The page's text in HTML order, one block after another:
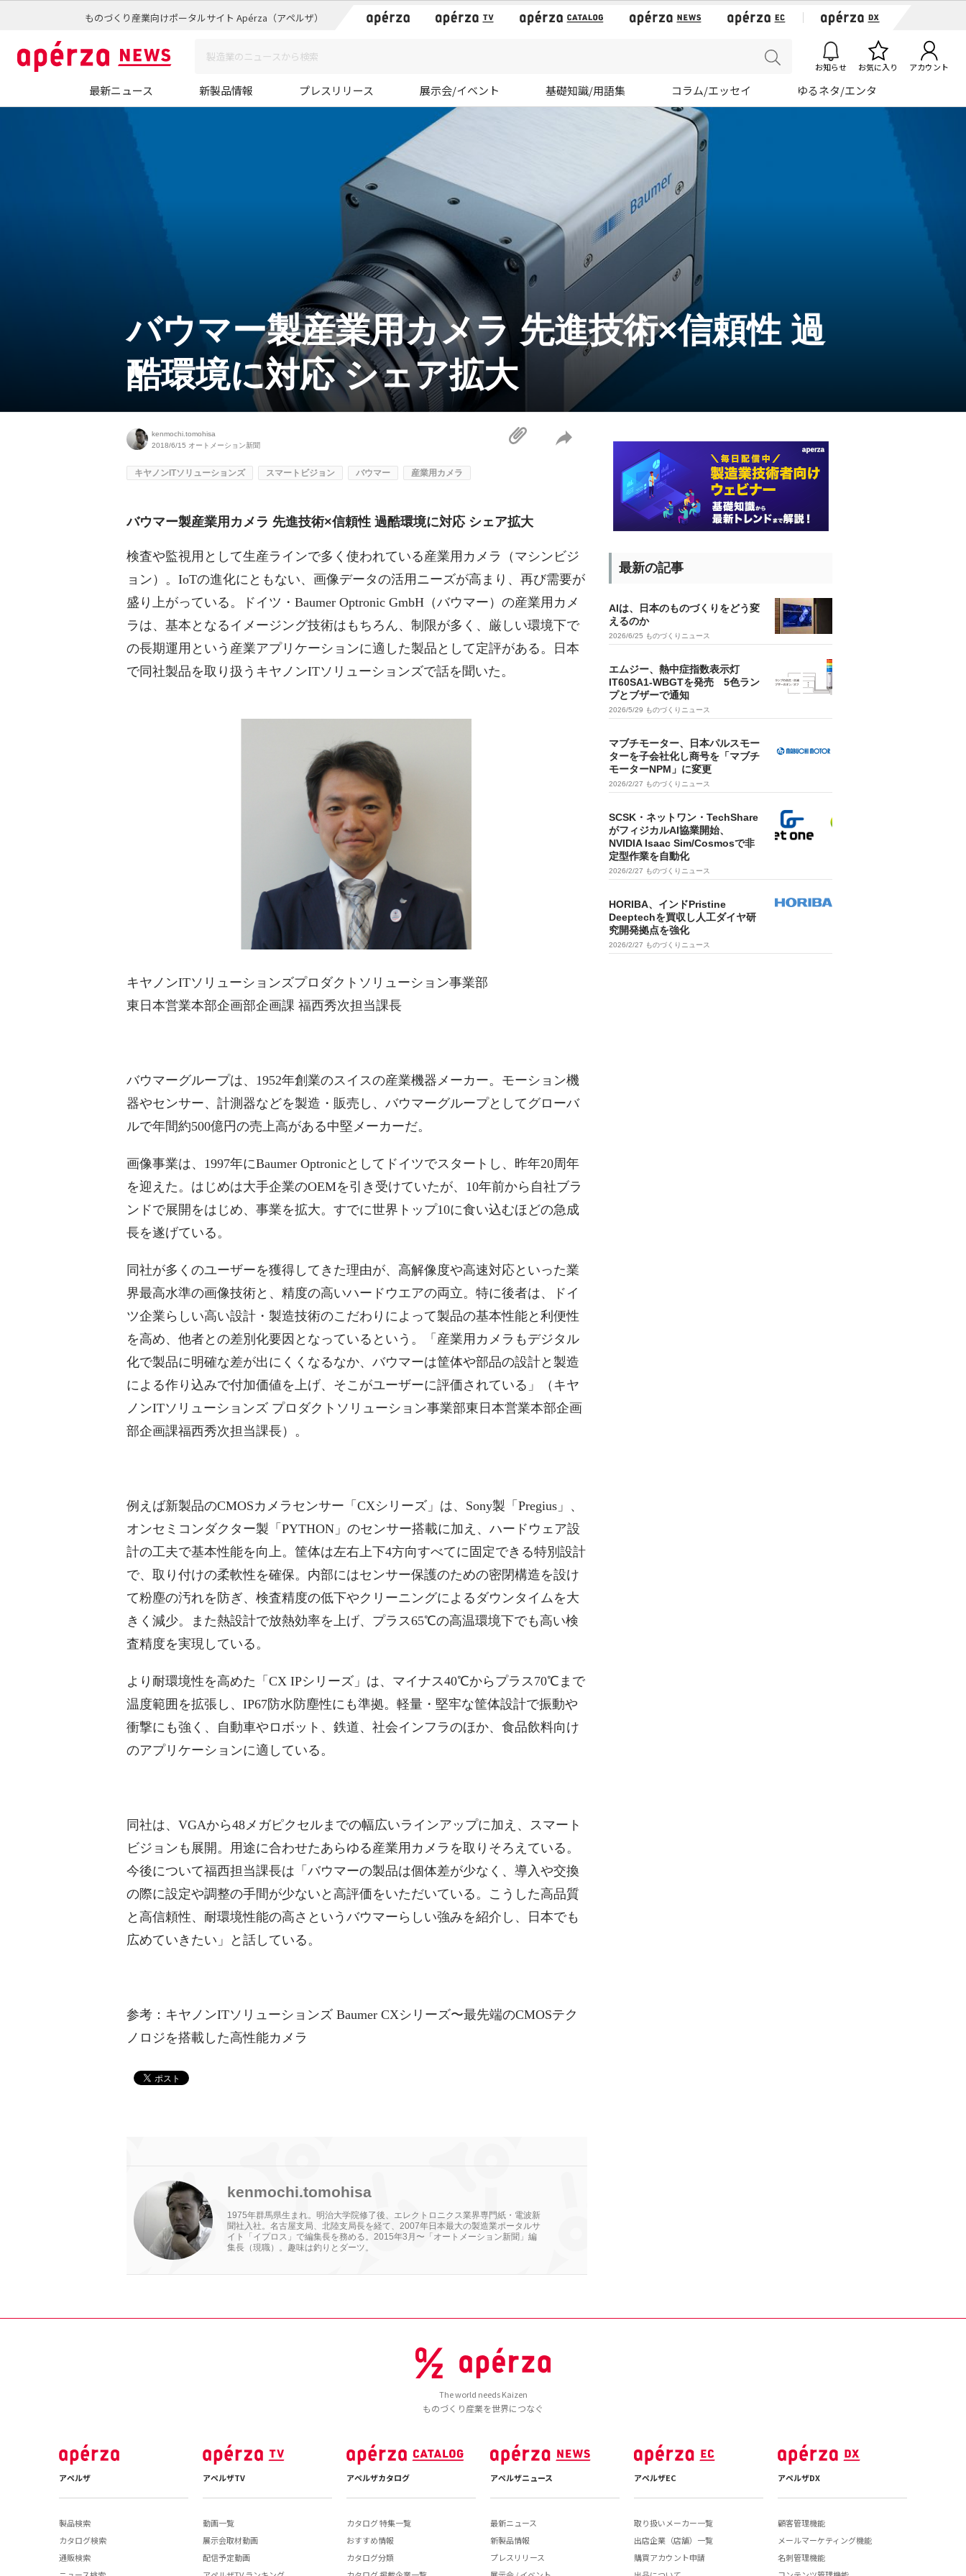
ものづくり産業向けポータルサイト Apérza（アペルザ）
お知らせ お気に入り アカウント
最新ニュース 新製品情報 プレスリリース 展示会/イベント 基礎知識/用語集 コラム/エッセイ ゆるネタ/エンタ
バウマー製産業用カメラ 先進技術×信頼性 過
酷環境に対応 シェア拡大
kenmochi.tomohisa
2018/6/15 オートメーション新聞
キヤノンITソリューションズ スマートビジョン バウマー 産業用カメラ
バウマー製産業用カメラ 先進技術×信頼性 過酷環境に対応 シェア拡大
検査や監視用として生産ラインで多く使われている産業用カメラ（マシンビジ
ョン）。IoTの進化にともない、画像データの活用ニーズが高まり、再び需要が
盛り上がっている。ドイツ・Baumer Optronic GmbH（バウマー）の産業用カメ
ラは、基本となるイメージング技術はもちろん、制限が多く、厳しい環境下で
の長期運用という産業アプリケーションに適した製品として定評がある。日本
で同社製品を取り扱うキヤノンITソリューションズで話を聞いた。
キヤノンITソリューションズプロダクトソリューション事業部
東日本営業本部企画部企画課 福西秀次担当課長
バウマーグループは、1952年創業のスイスの産業機器メーカー。モーション機
器やセンサー、計測器などを製造・販売し、バウマーグループとしてグローバ
ルで年間約500億円の売上高がある中堅メーカーだ。
画像事業は、1997年にBaumer Optronicとしてドイツでスタートし、昨年20周年
を迎えた。はじめは大手企業のOEMを引き受けていたが、10年前から自社ブラ
ンドで展開をはじめ、事業を拡大。すでに世界トップ10に食い込むほどの急成
長を遂げている。
同社が多くのユーザーを獲得してきた理由が、高解像度や高速対応といった業
界最高水準の画像技術と、精度の高いハードウエアの両立。特に後者は、ドイ
ツ企業らしい高い設計・製造技術のこだわりによって製品の基本性能と利便性
を高め、他者との差別化要因となっているという。「産業用カメラもデジタル
化で製品に明確な差が出にくくなるなか、バウマーは筐体や部品の設計と製造
による作り込みで付加価値を上げ、そこがユーザーに評価されている」（キヤ
ノンITソリューションズ プロダクトソリューション事業部東日本営業本部企画
部企画課福西秀次担当課長）。
例えば新製品のCMOSカメラセンサー「CXシリーズ」は、Sony製「Pregius」、
オンセミコンダクター製「PYTHON」のセンサー搭載に加え、ハードウェア設
計の工夫で基本性能を向上。筐体は左右上下4方向すべてに固定できる特別設計
で、取り付けの柔軟性を確保。内部にはセンサー保護のための密閉構造を設け
て粉塵の汚れを防ぎ、検査精度の低下やクリーニングによるダウンタイムを大
きく減少。また熱設計で放熱効率を上げ、プラス65℃の高温環境下でも高い検
査精度を実現している。
より耐環境性を高めた「CX IPシリーズ」は、マイナス40℃からプラス70℃まで
温度範囲を拡張し、IP67防水防塵性にも準拠。軽量・堅牢な筐体設計で振動や
衝撃にも強く、自動車やロボット、鉄道、社会インフラのほか、食品飲料向け
のアプリケーションに適している。
同社は、VGAから48メガピクセルまでの幅広いラインアップに加え、スマート
ビジョンも展開。用途に合わせたあらゆる産業用カメラを取りそろえている。
今後について福西担当課長は「バウマーの製品は個体差が少なく、導入や交換
の際に設定や調整の手間が少ないと高評価をいただいている。こうした高品質
と高信頼性、耐環境性能の高さというバウマーらしい強みを紹介し、日本でも
広めていきたい」と話している。
参考：キヤノンITソリューションズ Baumer CXシリーズ〜最先端のCMOSテク
ノロジを搭載した高性能カメラ
kenmochi.tomohisa
1975年群馬県生まれ。明治大学院修了後、エレクトロニクス業界専門紙・電波新
聞社入社。名古屋支局、北陸支局長を経て、2007年日本最大の製造業ポータルサ
イト「イプロス」で編集長を務める。2015年3月〜「オートメーション新聞」編
集長（現職）。趣味は釣りとダーツ。
最新の記事
AIは、日本のものづくりをどう変
えるのか
2026/6/25 ものづくりニュース
エムジー、熱中症指数表示灯
IT60SA1-WBGTを発売 5色ラン
プとブザーで通知
2026/5/29 ものづくりニュース
マブチモーター、日本パルスモー
ターを子会社化し商号を「マブチ
モーターNPM」に変更
2026/2/27 ものづくりニュース
SCSK・ネットワン・TechShare
がフィジカルAI協業開始、
NVIDIA Isaac Sim/Cosmosで非
定型作業を自動化
2026/2/27 ものづくりニュース
HORIBA、インドPristine
Deeptechを買収し人工ダイヤ研
究開発拠点を強化
2026/2/27 ものづくりニュース
The world needs Kaizen
ものづくり産業を世界につなぐ
アペルザ
製品検索
カタログ検索
通販検索
アペルザTV
動画一覧
展示会取材動画
配信予定動画
アペルザカタログ
カタログ 特集一覧
おすすめ情報
カタログ分類
アペルザニュース
最新ニュース
新製品情報
プレスリリース
アペルザEC
取り扱いメーカー一覧
出店企業（店舗）一覧
購買アカウント申請
アペルザDX
顧客管理機能
メールマーケティング機能
名刺管理機能